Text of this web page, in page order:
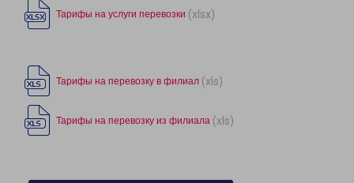
Тарифы на услуги перевозки (xlsx)
Тарифы на перевозку в филиал (xls)
Тарифы на перевозку из филиала (xls)